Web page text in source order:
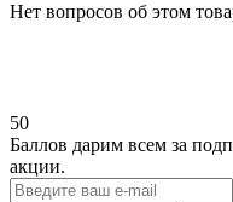
Нет вопросов об этом
50
Баллов дарим всем за
акции.